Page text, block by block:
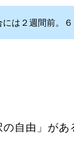
には２週間前。
自由」が